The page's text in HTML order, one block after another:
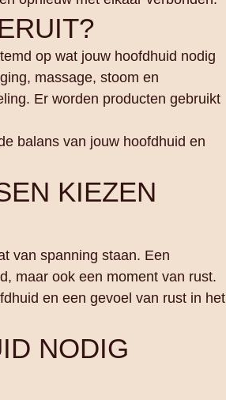
op wat jouw hoofdhuid nodig
massage, stoom en
Er worden producten gebruikt
balans van jouw hoofdhuid en
KIEZEN
van spanning staan. Een
maar ook een moment van rust.
en een gevoel van rust in het
NODIG